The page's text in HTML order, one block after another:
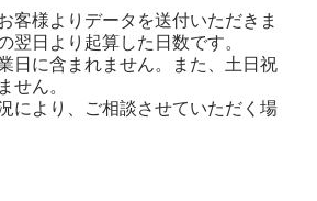
客様よりデータを送付いただきま
翌日より起算した日数です。
日に含まれません。また、土日祝
せん。
により、ご相談させていただく場